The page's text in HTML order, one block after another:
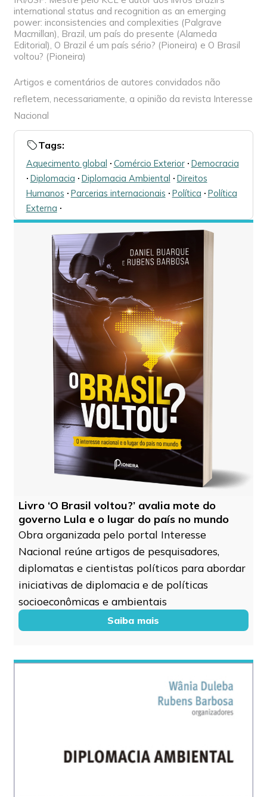
international status and recognition as an emerging
power: inconsistencies and complexities (Palgrave
Macmillan), Brazil, um país do presente (Alameda
Editorial), O Brazil é um país sério? (Pioneira) e O Brasil
voltou? (Pioneira)
Artigos e comentários de autores convidados não
refletem, necessariamente, a opinião da revista Interesse
Nacional
Tags:
Aquecimento global 🞌 Comércio Exterior🞌 Democracia
🞌 Diplomacia 🞌 Diplomacia Ambiental 🞌 Direitos
Humanos 🞌 Parcerias internacionais 🞌 Política 🞌 Política
Externa 🞌
Livro ‘O Brasil voltou?’ avalia mote do
governo Lula e o lugar do país no mundo
Obra organizada pelo portal Interesse
Nacional reúne artigos de pesquisadores,
diplomatas e cientistas políticos para abordar
iniciativas de diplomacia e de políticas
socioeconômicas e ambientais
Saiba mais